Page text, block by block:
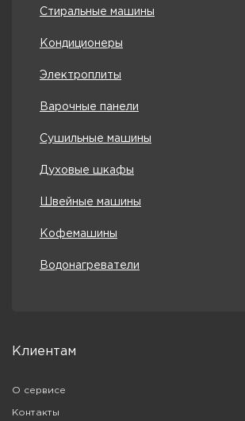
Стиральные машины
Кондиционеры
Электроплиты
Варочные панели
Сушильные машины
Духовые шкафы
Швейные машины
Кофемашины
Водонагреватели
Клиентам
О сервисе
Контакты